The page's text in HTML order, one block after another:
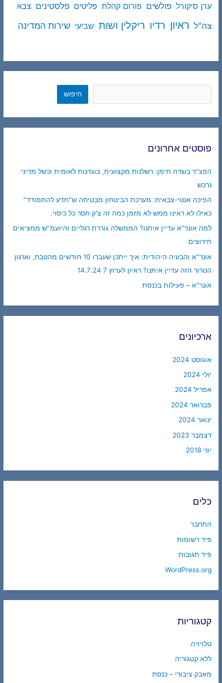
ערן סיקורל פולשים פורום קהלת פליטים פלסטינים צבא
צה"ל ראיון רדיו ריקלין ושות שביעי שירות המדינה
חיפוש
פוסטים אחרונים
הפצ"ר בשדה תימן: רשלנות מקצועית, בוגדנות לאומית וכשל מדיני
נרכש
הפיכה אנטי-צבאית: מערכת הביטחון מבטיחה ש"תדע להתמודד"
כאילו לא ראינו ממש לא מזמן כמה זה צ'ק חסר כל כיסוי.
למה אונר"א עדיין איתנו? הממשלה גוררת רגליים והיועמ"ש ממציאים
תירוצים
אונר"א והבעיה היהודית: איך ייתכן שעברו 10 חודשים מהטבח, וארגון
הטרור הזה עדיין איתנו? ראיון לערוץ 7 14.7.24
אונר"א – פעילות בכנסת
ארכיונים
אוגוסט 2024
יולי 2024
אפריל 2024
פברואר 2024
ינואר 2024
דצמבר 2023
יוני 2018
כלים
התחבר
פיד רשומות
פיד תגובות
WordPress.org
קטגוריות
טלויזיה
ללא קטגוריה
מאבק ציבורי – כנסת